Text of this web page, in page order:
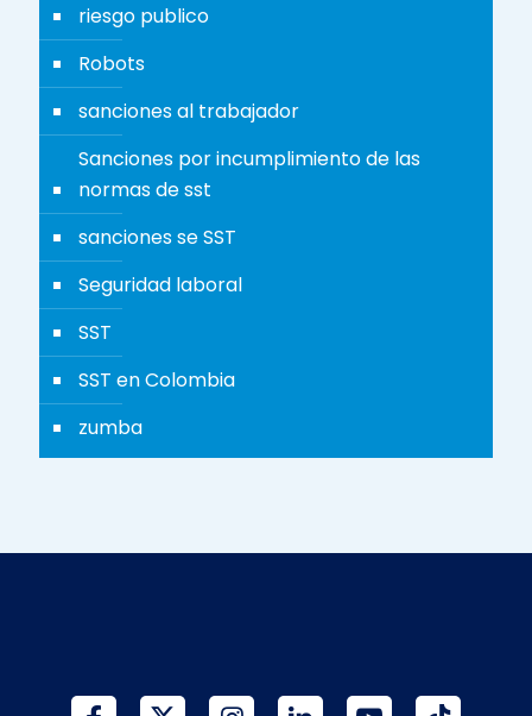
riesgo publico
Robots
sanciones al trabajador
Sanciones por incumplimiento de las
normas de sst
sanciones se SST
Seguridad laboral
SST
SST en Colombia
zumba